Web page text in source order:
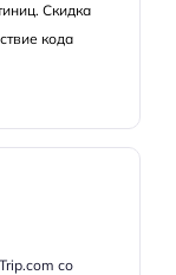
Скидка
кода
со